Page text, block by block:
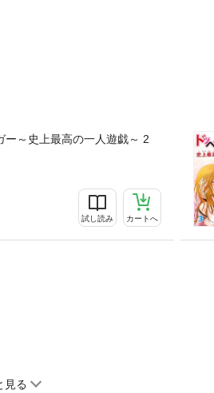
ー～史上最高の一人遊戯～ 2
試し読み カートへ
見る